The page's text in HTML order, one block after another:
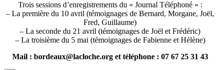
Trois sessions d’enregistrements du « Journal Téléphoné » :
– La première du 10 avril (témoignages de Bernard, Morgane, Joël,
Fred, Guillaume)
– La seconde du 21 avril (témoignages de Joël et Frédéric)
– La troisième du 5 mai (témoignages de Fabienne et Hélène)
Mail : bordeaux@lacloche.org et téléphone : 07 67 25 31 43